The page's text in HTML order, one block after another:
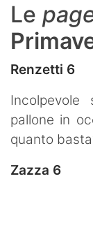
Le
Renzetti 6
pallone in
quanto
Zazza 6